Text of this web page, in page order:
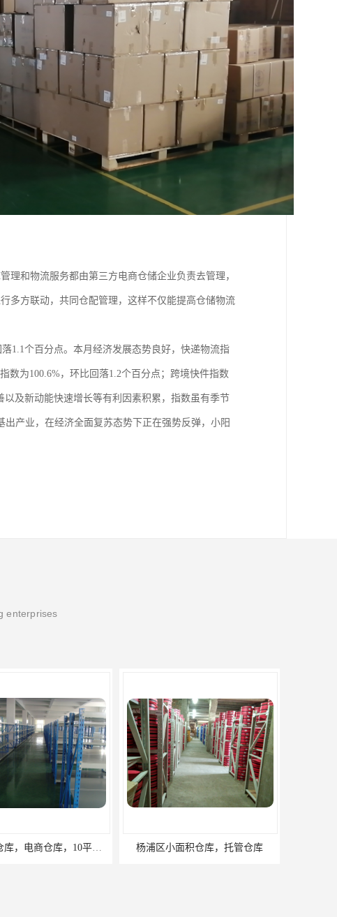
理和物流服务都由第三方电商仓储企业负责去管理，
多方联动，共同仓配管理，这样不仅能提高仓储物流
1.1个百分点。本月经济发展态势良好，快递物流指
数为100.6%，环比回落1.2个百分点；跨境快件指数
及新动能快速增长等有利因素积累，指数虽有季节
产业，在经济全面复苏态势下正在强势反弹，小阳
enterprises
面积仓库，托管仓库 上海小面积仓库，全程系统化管理